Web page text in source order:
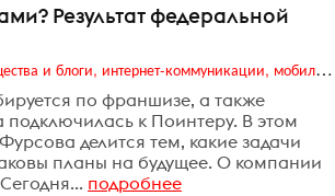
Результат федеральной
Digital (web-дизайн, интернет-реклама и продвижение, интернет-сообщества и блоги, интернет-коммуникации, мобильный маркетинг, реклама на цифровых экранах)
по франшизе, а также
к Поинтеру. В этом
делится тем, какие задачи
планы на будущее. О компании
подробнее